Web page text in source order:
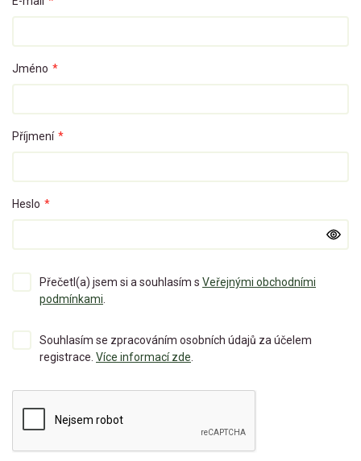
Jméno *
Příjmení *
Heslo *
Přečetl(a) jsem si a souhlasím s Veřejnými obchodními
podmínkami.
Souhlasím se zpracováním osobních údajů za účelem
registrace. Více informací zde.